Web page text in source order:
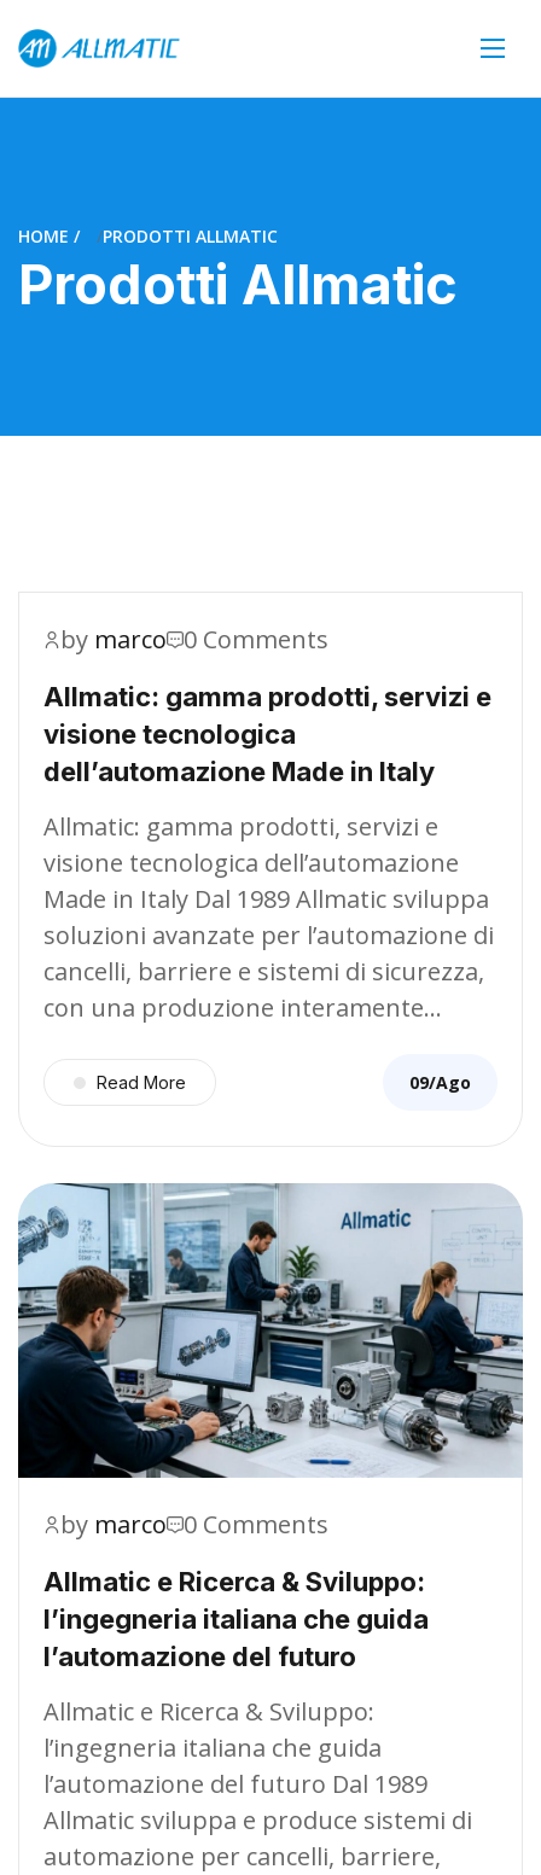
HOME PRODOTTI ALLMATIC
Prodotti Allmatic
by marco 0 Comments
Allmatic: gamma prodotti, servizi e
visione tecnologica
dell’automazione Made in Italy
Allmatic: gamma prodotti, servizi e
visione tecnologica dell’automazione
Made in Italy Dal 1989 Allmatic sviluppa
soluzioni avanzate per l’automazione di
cancelli, barriere e sistemi di sicurezza,
con una produzione interamente…
Read More 09/Ago
by marco 0 Comments
Allmatic e Ricerca & Sviluppo:
l’ingegneria italiana che guida
l’automazione del futuro
Allmatic e Ricerca & Sviluppo:
l’ingegneria italiana che guida
l’automazione del futuro Dal 1989
Allmatic sviluppa e produce sistemi di
automazione per cancelli, barriere,